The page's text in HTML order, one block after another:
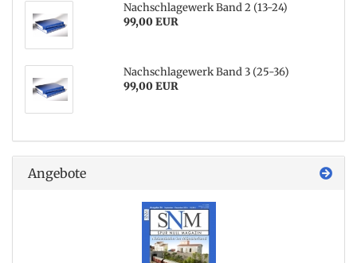
Nachschlagewerk Band 2 (13-24)
99,00 EUR
Nachschlagewerk Band 3 (25-36)
99,00 EUR
Angebote